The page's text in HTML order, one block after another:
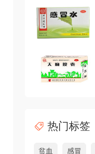
热门标签
贫血 感冒